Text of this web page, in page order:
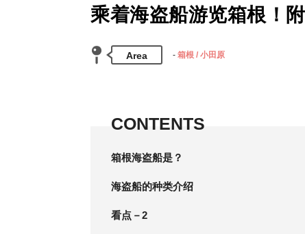
乘着海盗船游览箱根！
Area 箱根 / 小田原
CONTENTS
箱根海盗船是？
海盗船的种类介绍
看点－2